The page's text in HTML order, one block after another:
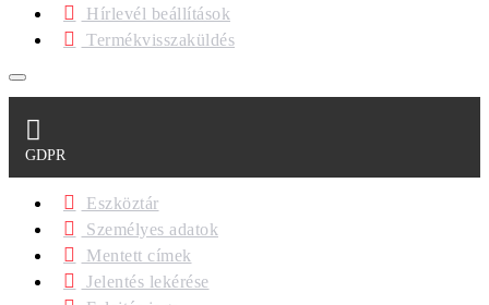
Hírlevél beállítások
Termékvisszaküldés
GDPR
Eszköztár
Személyes adatok
Mentett címek
Jelentés lekérése